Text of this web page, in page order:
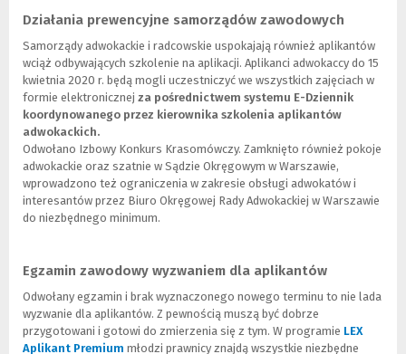
Działania prewencyjne samorządów zawodowych
Samorządy adwokackie i radcowskie uspokajają również aplikantów
wciąż odbywających szkolenie na aplikacji. Aplikanci adwokaccy do 15
kwietnia 2020 r. będą mogli uczestniczyć we wszystkich zajęciach w
formie elektronicznej za pośrednictwem systemu E-Dziennik
koordynowanego przez kierownika szkolenia aplikantów
adwokackich.
Odwołano Izbowy Konkurs Krasomówczy. Zamknięto również pokoje
adwokackie oraz szatnie w Sądzie Okręgowym w Warszawie,
wprowadzono też ograniczenia w zakresie obsługi adwokatów i
interesantów przez Biuro Okręgowej Rady Adwokackiej w Warszawie
do niezbędnego minimum.
Egzamin zawodowy wyzwaniem dla aplikantów
Odwołany egzamin i brak wyznaczonego nowego terminu to nie lada
wyzwanie dla aplikantów. Z pewnością muszą być dobrze
przygotowani i gotowi do zmierzenia się z tym. W programie LEX
Aplikant Premium (młodzi prawnicy znajdą wszystkie niezbędne